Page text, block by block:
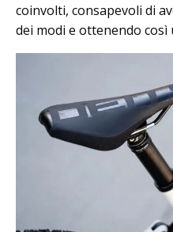
coinvolti, consapevoli di
dei modi e ottenendo